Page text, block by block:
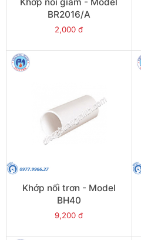
Khớp nối giảm - Model
BR2016/A
2,000 đ
Khớp nối trơn - Model
BH40
9,200 đ